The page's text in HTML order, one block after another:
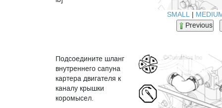
SMALL |
Previous
Подсоедините шланг
внутреннего сапуна
картера двигателя к
каналу крышки
коромысел.